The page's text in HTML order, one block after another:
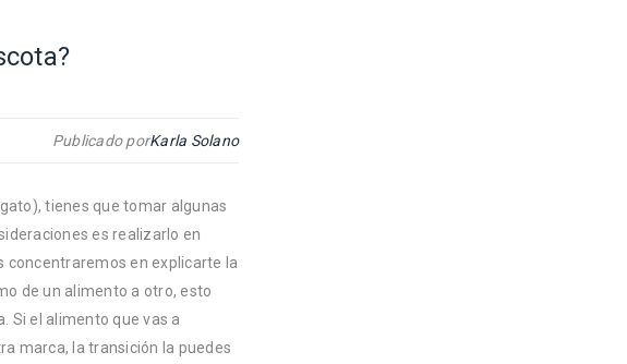
Publicado porKarla Solano
tienes que tomar algunas
es realizarlo en
concentraremos en explicarte la
de un alimento a otro, esto
Si el alimento que vas a
marca, la transición la puedes